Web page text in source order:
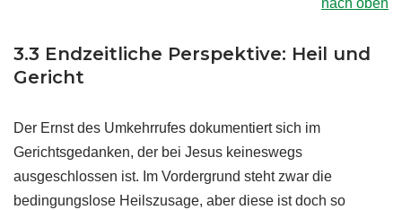
nach oben
3.3 Endzeitliche Perspektive: Heil und
Gericht
Der Ernst des Umkehrrufes dokumentiert sich im
Gerichtsgedanken, der bei Jesus keineswegs
ausgeschlossen ist. Im Vordergrund steht zwar die
bedingungslose Heilszusage, aber diese ist doch so